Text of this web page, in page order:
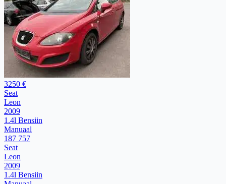
3250 €
Seat
Leon
2009
1.4l Bensiin
Manuaal
187 757
Seat
Leon
2009
1.4l Bensiin